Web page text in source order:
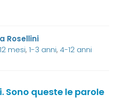
Rosellini
mesi, 1-3 anni, 4-12 anni
Sono queste le parole